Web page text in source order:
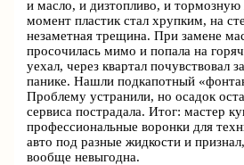
и масло, и дизтопливо, и тормозную
момент пластик стал хрупким, на
незаметная трещина. При замене
просочилась мимо и попала на
уехал, через квартал почувствовал
панике. Нашли подкапотный
Проблему устранили, но осадок
сервиса пострадала. Итог: мастер
профессиональные воронки для
авто под разные жидкости и
вообще невыгодна.